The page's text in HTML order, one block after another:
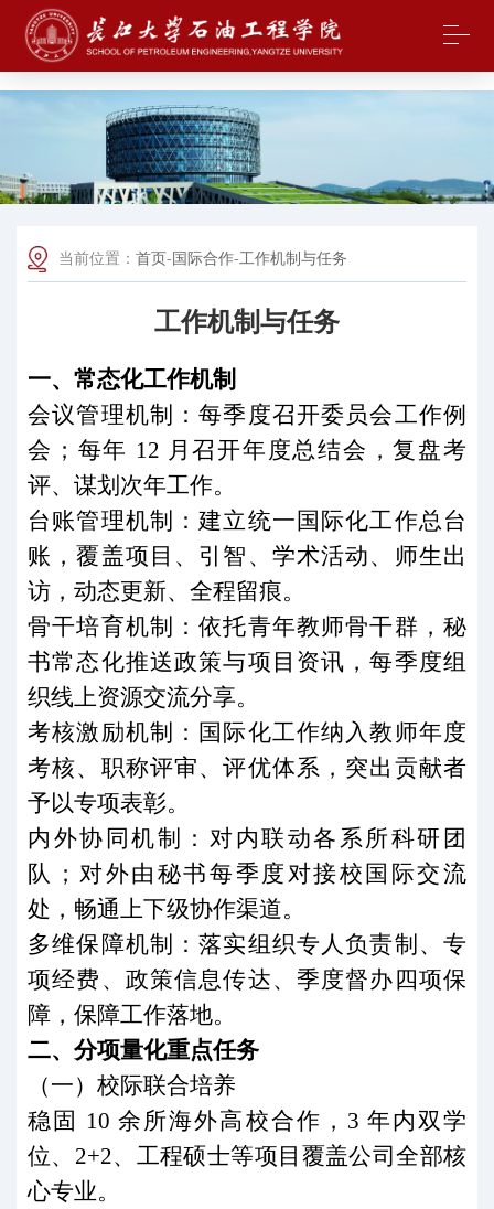
当前位置： 首页- 国际合作-工作机制与任务
工作机制与任务
一、常态化工作机制
会议管理机制：每季度召开委员会工作例
会；每年 12 月召开年度总结会，复盘考
评、谋划次年工作。
台账管理机制：建立统一国际化工作总台
账，覆盖项目、引智、学术活动、师生出
访，动态更新、全程留痕。
骨干培育机制：依托青年教师骨干群，秘
书常态化推送政策与项目资讯，每季度组
织线上资源交流分享。
考核激励机制：国际化工作纳入教师年度
考核、职称评审、评优体系，突出贡献者
予以专项表彰。
内外协同机制：对内联动各系所科研团
队；对外由秘书每季度对接校国际交流
处，畅通上下级协作渠道。
多维保障机制：落实组织专人负责制、专
项经费、政策信息传达、季度督办四项保
障，保障工作落地。
二、分项量化重点任务
（一）校际联合培养
稳固 10余所海外高校合作， 3 年内双学
位、 2+2、工程硕士等项目覆盖公司全部核
心专业。